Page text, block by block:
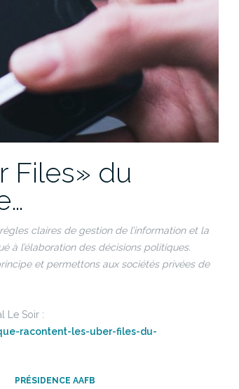
Files» du
claires de gestion de l’information et la
à l’élaboration des décisions politiques.
et permettons aux sociétés privées de
Le Soir :
racontent-les-uber-files-du-
PRÉSIDENCE AAFB